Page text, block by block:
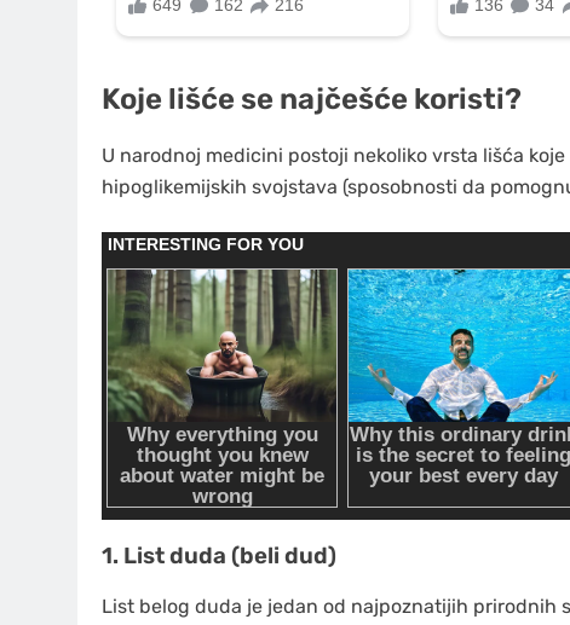
Koje lišće se najčešće koristi?
U narodnoj medicini postoji nekoliko vrsta lišća
hipoglikemijskih svojstava (sposobnosti da
1. List duda (beli dud)
List belog duda je jedan od najpoznatijih prirodnih